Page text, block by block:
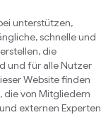
unterstützen,
schnelle und
die
und für alle Nutzer
Website finden
die von Mitgliedern
externen Experten